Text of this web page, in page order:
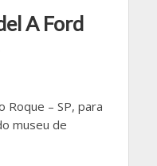
A Ford
Roque – SP, para
museu de